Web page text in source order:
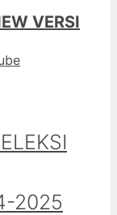
VERSI
2025